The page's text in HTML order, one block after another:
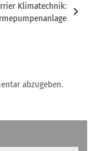
Klimatechnik:
abzugeben.